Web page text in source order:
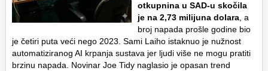
otkupnina u SAD-u skočila
je na 2,73 milijuna dolara , a
broj napada prošle godine bio
je četiri puta veći nego 2023. Sami Laiho istaknuo je nužnost
automatiziranog AI krpanja sustava jer ljudi više ne mogu pratiti
brzinu napada. Novinar Joe Tidy naglasio je opasan trend